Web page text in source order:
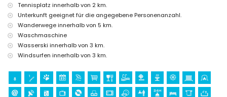
Tennisplatz innerhalb von 2 km.
Unterkunft geeignet für die angegebene Personenanzahl.
Wanderwege innerhalb von 5 km.
Waschmaschine
Wasserski innerhalb von 3 km.
Windsurfen innerhalb von 3 km.